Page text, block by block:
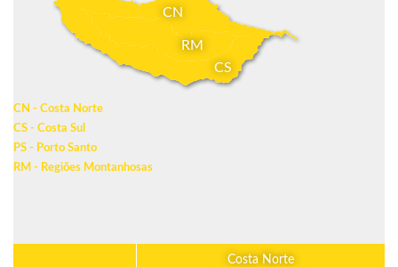
CN
CS
RM
CN - Costa Norte
CS - Costa Sul
PS - Porto Santo
RM - Regiões Montanhosas
Costa Norte